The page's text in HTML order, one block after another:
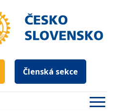
Členská sekce